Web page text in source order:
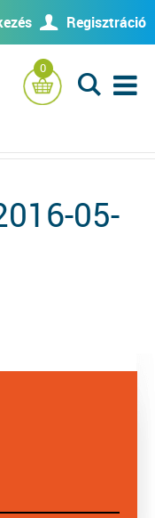
U Regisztráció
0
L
05-